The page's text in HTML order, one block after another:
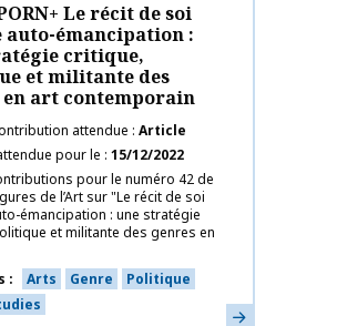
Le récit de soi
auto-émancipation :
critique,
et militante des
en art contemporain
attendue Article
pour le 15/12/2022
pour le numéro 42 de
de l’Art sur "Le récit de soi
émancipation : une stratégie
et militante des genres en
Arts Genre
Politique
En savoir plus